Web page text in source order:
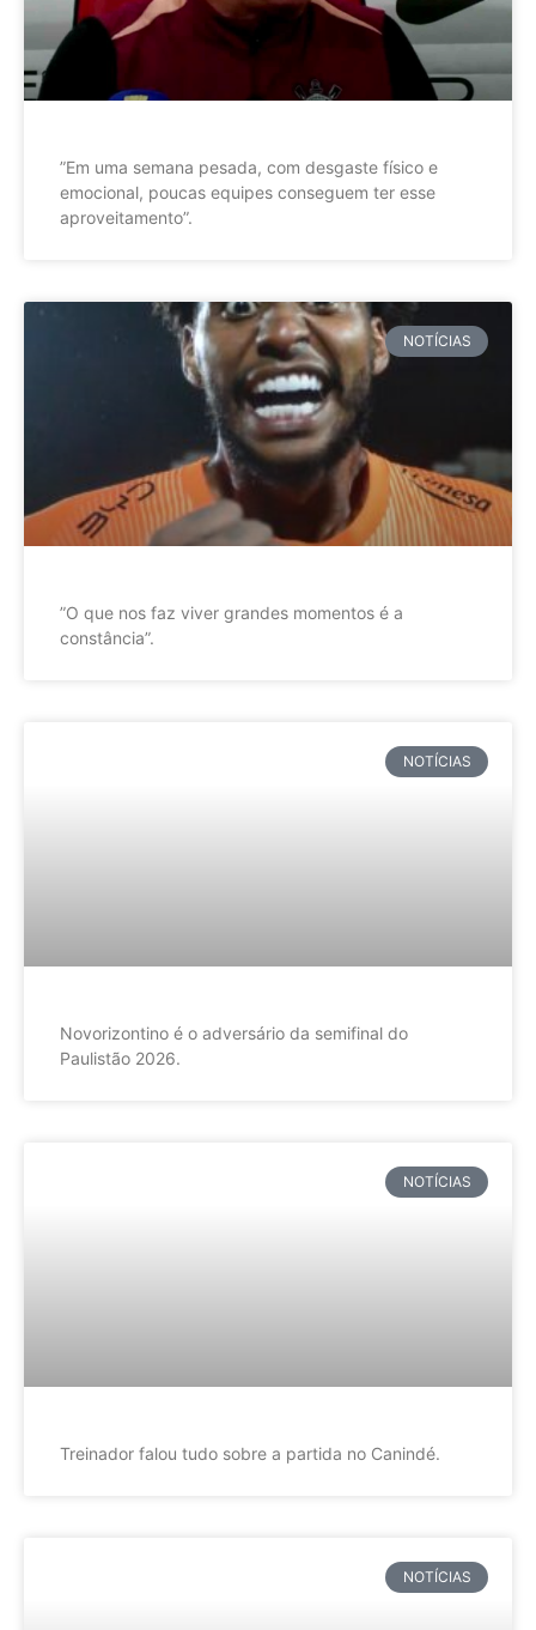
”Em uma semana pesada, com desgaste físico e
emocional, poucas equipes conseguem ter esse
aproveitamento”.
NOTÍCIAS
”O que nos faz viver grandes momentos é a
constância”.
NOTÍCIAS
Novorizontino é o adversário da semifinal do
Paulistão 2026.
NOTÍCIAS
Treinador falou tudo sobre a partida no Canindé.
NOTÍCIAS